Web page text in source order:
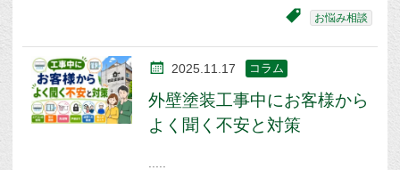
お悩み相談
2025.11.17 コラム
外壁塗装工事中にお客様から
よく聞く不安と対策